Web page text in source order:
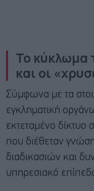
Το κύκλωμα
και οι
Σύμφωνα με τα
εγκληματική
εκτεταμένο
που διέθεταν
διαδικασιών και
υπηρεσιακό